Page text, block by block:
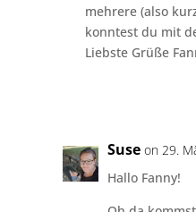
mehrere (also
konntest du mit
Liebste Grüße
Suse on 29.
Hallo Fanny!